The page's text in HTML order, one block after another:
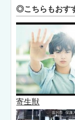
◎こちらもおす
寄生獣